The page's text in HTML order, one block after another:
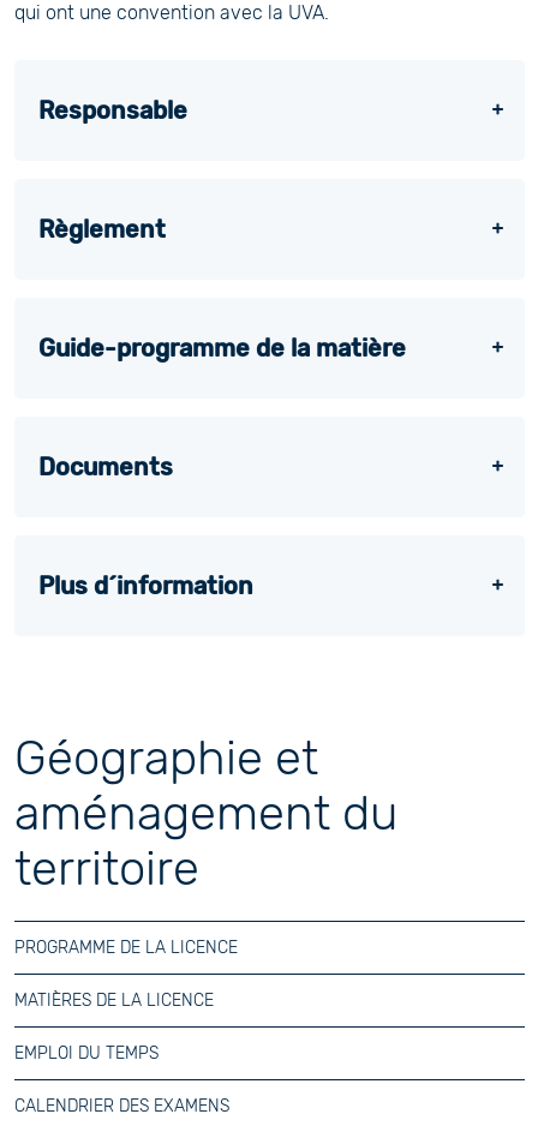
qui ont une convention avec la UVA.
Responsable
Règlement
Guide-programme de la matière
Documents
Plus d´information
Géographie et
aménagement du
territoire
PROGRAMME DE LA LICENCE
MATIÈRES DE LA LICENCE
EMPLOI DU TEMPS
CALENDRIER DES EXAMENS